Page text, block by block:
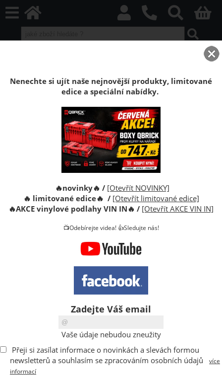
Kufr na nářadí s kolečky Qbrick System
PRO Cart 2.0 Plus Drawer 3
Kufr na nářadí s kolečky Qbrick System PRO Cart 2.0
Drawer 3. Skříňka na nářadí na kolečkách se
Nenechte si ujít naše nejnovější produkty, limitované
edice a speciální nabídky.
🔥novinky🔥 / [Otevřít NOVINKY]
🔥 limitované edice🔥 / [Otevřít limitované edice]
🔥AKCE vinylové podlahy VIN IN🔥 / [Otevřít AKCE VIN IN]
📺Odebírejte videa! 👍Sledujte nás!
Zadejte Váš email
Vaše údaje nebudou zneužity
Přeji si zasílat informace o novinkách a slevách formou
newsletterů a souhlasím se zpracováním osobních údajů
více
informací